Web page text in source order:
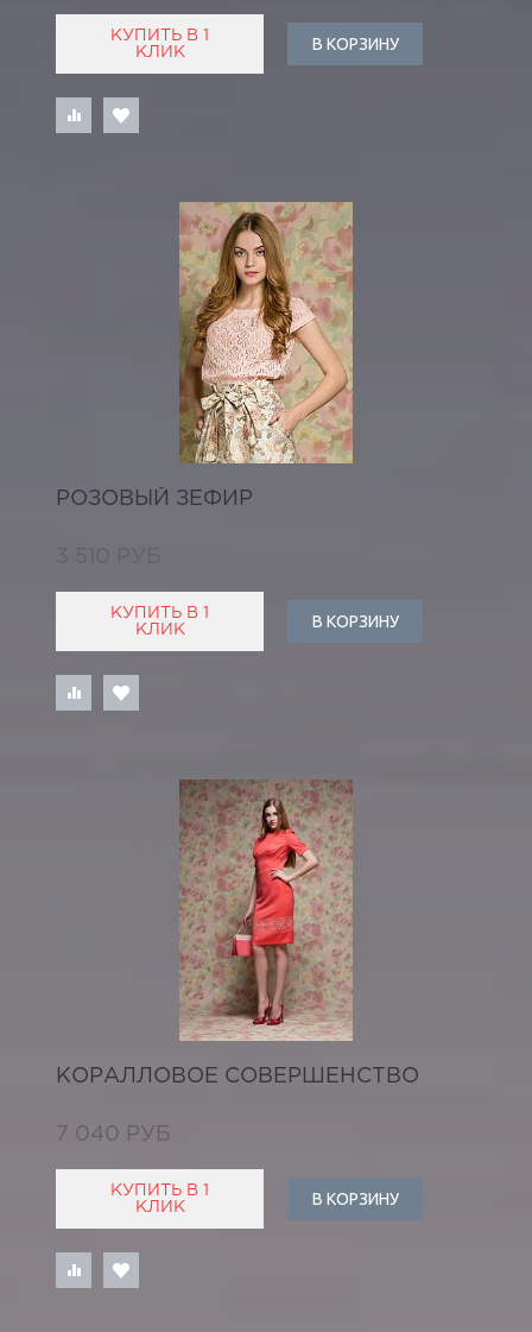
КУПИТЬ В 1
КЛИК
В КОРЗИНУ
РОЗОВЫЙ ЗЕФИР
3 510 РУБ
КУПИТЬ В 1
КЛИК
В КОРЗИНУ
КОРАЛЛОВОЕ СОВЕРШЕНСТВО
7 040 РУБ
КУПИТЬ В 1
КЛИК
В КОРЗИНУ